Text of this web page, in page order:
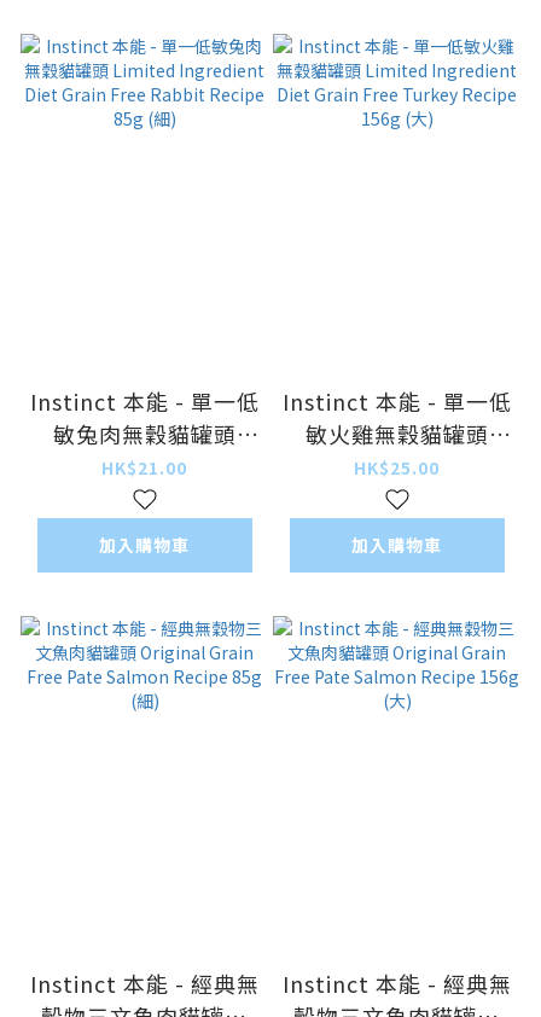
Instinct 本能 - 單一低
敏兔肉無穀貓罐頭
Limited Ingredient
Diet Grain Free
Rabbit Recipe 85g
HK$21.00
加入購物車
Instinct 本能 - 單一低
敏火雞無穀貓罐頭
Limited Ingredient
Diet Grain Free
Turkey Recipe 156g
HK$25.00
加入購物車
Instinct 本能 - 經典無
Instinct 本能 - 經典無